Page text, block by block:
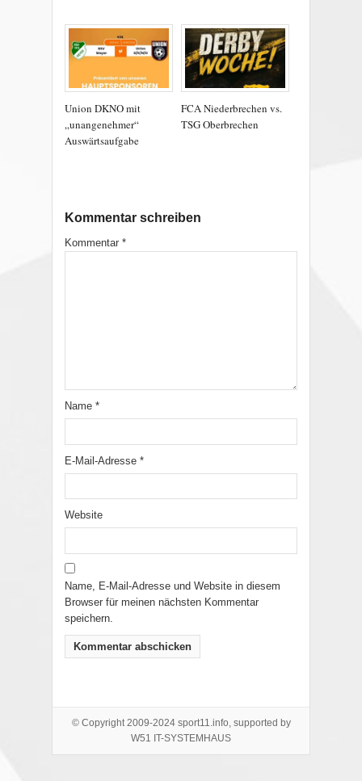
Union DKNO mit
„unangenehmer“
Auswärtsaufgabe
FCA Niederbrechen vs.
TSG Oberbrechen
Kommentar schreiben
Kommentar *
Name *
E-Mail-Adresse *
Website
Name, E-Mail-Adresse und Website in diesem
Browser für meinen nächsten Kommentar
speichern.
© Copyright 2009-2024 sport11.info, supported by
W51 IT-SYSTEMHAUS